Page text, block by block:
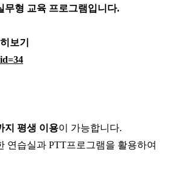
무형 교육 프로그램입니다.
보기
지 평생 이용이 가능합니다.
연습실과 PTT프로그램을 활용하여